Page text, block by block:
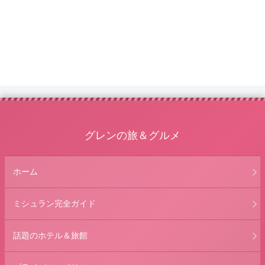
グレンの旅＆グルメ
ホーム
ミシュラン完全ガイド
話題のホテル＆旅館